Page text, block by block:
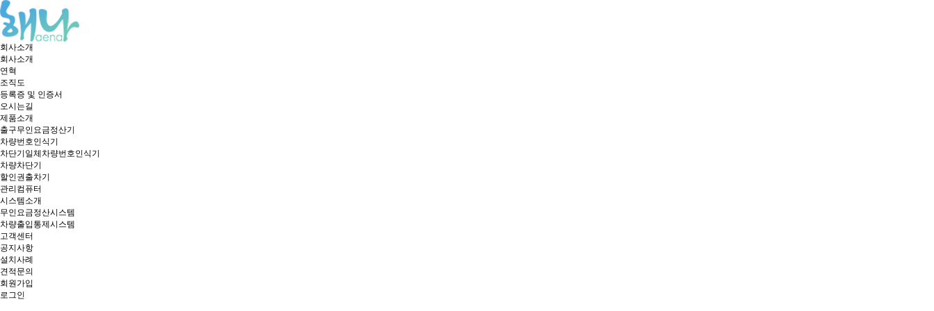
회사소개
회사소개
연혁
조직도
등록증 및 인증서
오시는길
제품소개
출구무인요금정산기
차량번호인식기
차단기일체차량번호인식기
차량차단기
할인권출차기
관리컴퓨터
시스템소개
무인요금정산시스템
차량출입통제시스템
고객센터
공지사항
설치사례
견적문의
회원가입
로그인